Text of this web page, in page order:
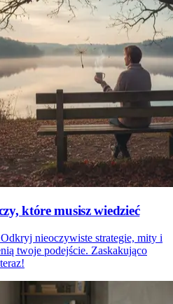
które musisz wiedzieć
nieoczywiste strategie, mity i
twoje podejście. Zaskakująco